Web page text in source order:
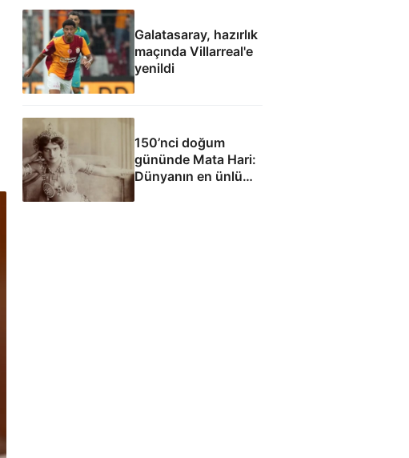
Galatasaray, hazırlık
maçında Villarreal'e
yenildi
150’nci doğum
gününde Mata Hari:
Dünyanın en ünlü